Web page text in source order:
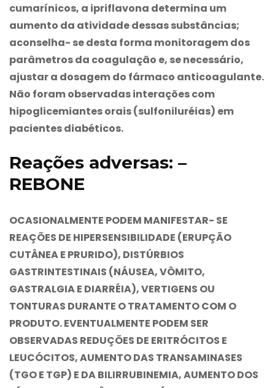
cumarínicos, a ipriflavona determina um
aumento da atividade dessas substâncias;
aconselha- se desta forma monitoragem dos
parâmetros da coagulação e, se necessário,
ajustar a dosagem do fármaco anticoagulante.
Não foram observadas interações com
hipoglicemiantes orais (sulfoniluréias) em
pacientes diabéticos.
Reações adversas: –
REBONE
OCASIONALMENTE PODEM MANIFESTAR- SE
REAÇÕES DE HIPERSENSIBILIDADE (ERUPÇÃO
CUTÂNEA E PRURIDO), DISTÚRBIOS
GASTRINTESTINAIS (NÁUSEA, VÔMITO,
GASTRALGIA E DIARRÉIA), VERTIGENS OU
TONTURAS DURANTE O TRATAMENTO COM O
PRODUTO. EVENTUALMENTE PODEM SER
OBSERVADAS REDUÇÕES DE ERITRÓCITOS E
LEUCÓCITOS, AUMENTO DAS TRANSAMINASES
(TGO E TGP) E DA BILIRRUBINEMIA, AUMENTO DOS